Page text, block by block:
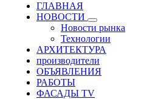
ГЛАВНАЯ
НОВОСТИ
Новости рынка
Технологии
АРХИТЕКТУРА
производители
ОБЪЯВЛЕНИЯ
РАБОТЫ
ФАСАДЫ TV